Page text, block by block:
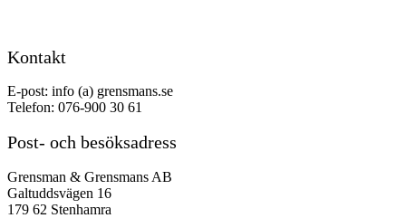
Kontakt
E-post: info (a) grensmans.se
Telefon: 076-900 30 61
Post- och besöksadress
Grensman & Grensmans AB
Galtuddsvägen 16
179 62 Stenhamra